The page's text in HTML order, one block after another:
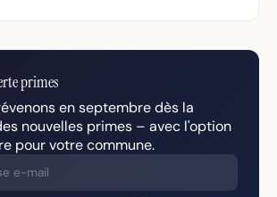
primes
en septembre dès la
nouvelles primes – avec l'option
pour votre commune.